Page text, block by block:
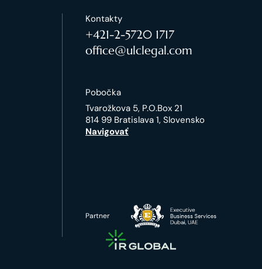
Kontakty
+421-2-5720 1717
office@ulclegal.com
Pobočka
Tvarožkova 5, P.O.Box 21
814 99 Bratislava 1, Slovensko
Navigovať
Partner